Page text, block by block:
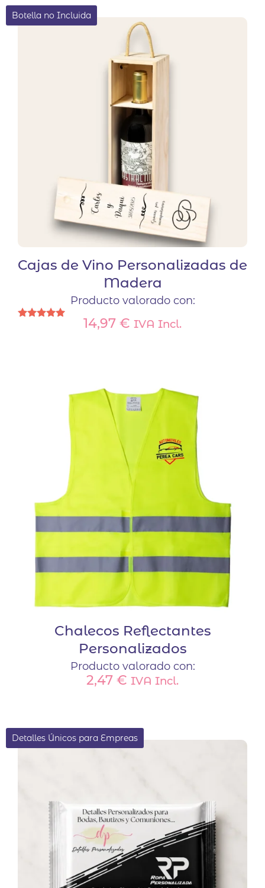
Botella no Incluida
Cajas de Vino Personalizadas de
Madera
Producto valorado con:
14,97 € IVA Incl.
Chalecos Reflectantes
Personalizados
Producto valorado con:
2,47 € IVA Incl.
Detalles Únicos para Empreas